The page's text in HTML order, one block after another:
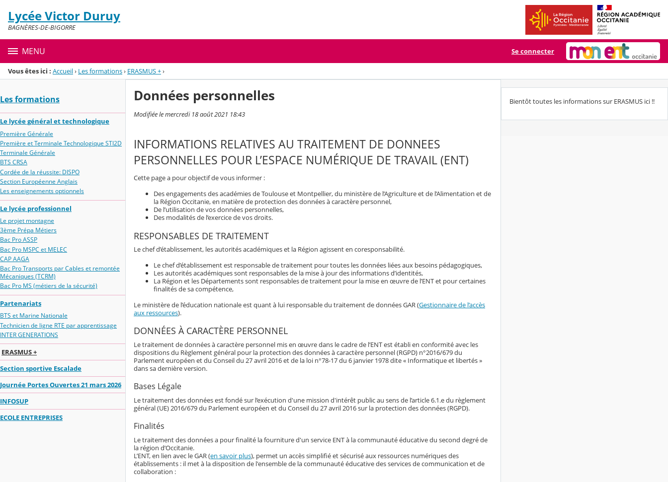
Menu de la rubrique
Contenu
Lycée Victor Duruy
BAGNÈRES-DE-BIGORRE
MENU Se connecter
Vous êtes ici : Accueil› Les formations› ERASMUS +›
Les formations
Le lycée général et technologique
Première Générale
Première et Terminale Technologique STI2D
Terminale Générale
BTS CRSA
Cordée de la réussite: DISPO
Section Européenne Anglais
Les enseignements optionnels
Le lycée professionnel
Le projet montagne
3ème Prépa Métiers
Bac Pro ASSP
Bac Pro MSPC et MELEC
CAP AAGA
Bac Pro Transports par Cables et remontée
Mécaniques (TCRM)
Bac Pro MS (métiers de la sécurité)
Partenariats
BTS et Marine Nationale
Technicien de ligne RTE par apprentissage
INTER GENERATIONS
ERASMUS +
Section sportive Escalade
Journée Portes Ouvertes 21 mars 2026
INFOSUP
ECOLE ENTREPRISES
Données personnelles
Modifiée le mercredi 18 août 2021 18:43
INFORMATIONS RELATIVES AU TRAITEMENT DE DONNEES
PERSONNELLES POUR L’ESPACE NUMÉRIQUE DE TRAVAIL (ENT)
Cette page a pour objectif de vous informer :
Des engagements des académies de Toulouse et Montpellier, du ministère de l’Agriculture et de l’Alimentation et de
la Région Occitanie, en matière de protection des données à caractère personnel,
De l’utilisation de vos données personnelles,
Des modalités de l’exercice de vos droits.
RESPONSABLES DE TRAITEMENT
Le chef d’établissement, les autorités académiques et la Région agissent en coresponsabilité.
Le chef d’établissement est responsable de traitement pour toutes les données liées aux besoins pédagogiques,
Les autorités académiques sont responsables de la mise à jour des informations d’identités,
La Région et les Départements sont responsables de traitement pour la mise en œuvre de l’ENT et pour certaines
finalités de sa compétence,
Le ministère de l’éducation nationale est quant à lui responsable du traitement de données GAR (Gestionnaire de l’accès
aux ressources).
DONNÉES À CARACTÈRE PERSONNEL
Le traitement de données à caractère personnel mis en œuvre dans le cadre de l’ENT est établi en conformité avec les
dispositions du Règlement général pour la protection des données à caractère personnel (RGPD) n°2016/679 du
Parlement européen et du Conseil du 27 avril 2016 et de la loi n°78-17 du 6 janvier 1978 dite « Informatique et libertés »
dans sa dernière version.
Bases Légale
Le traitement des données est fondé sur l’exécution d'une mission d'intérêt public au sens de l’article 6.1.e du règlement
général (UE) 2016/679 du Parlement européen et du Conseil du 27 avril 2016 sur la protection des données (RGPD).
Finalités
Le traitement des données a pour finalité la fourniture d'un service ENT à la communauté éducative du second degré de
la région d’Occitanie.
L’ENT, en lien avec le GAR (en savoir plus), permet un accès simplifié et sécurisé aux ressources numériques des
établissements : il met à la disposition de l'ensemble de la communauté éducative des services de communication et de
collaboration :
Bientôt toutes les informations sur ERASMUS ici !!